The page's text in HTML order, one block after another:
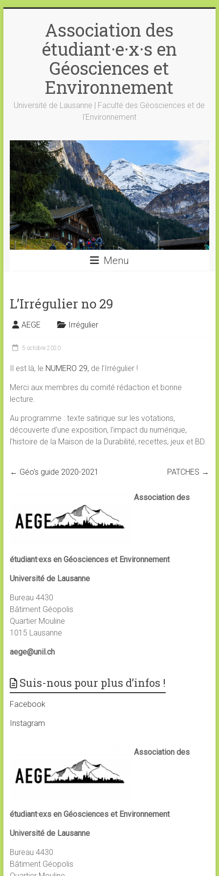
Association des
étudiant·e·x·s en
Géosciences et
Environnement
Université de Lausanne | Faculté des Géosciences et de
l'Environnement
Menu
L’Irrégulier no 29
AEGE Irrégulier
5 octobre 2020
Il est là, le NUMERO 29, de l’Irrégulier !
Merci aux membres du comité rédaction et bonne
lecture.
Au programme : texte satirique sur les votations,
découverte d’une exposition, l’impact du numérique,
l’histoire de la Maison de la Durabilité, recettes, jeux et BD.
← Géo’s guide 2020-2021 PATCHES →
Association des
étudiant·exs en Géosciences et Environnement
Université de Lausanne
Bureau 4430
Bâtiment Géopolis
Quartier Mouline
1015 Lausanne
aege@unil.ch
Suis-nous pour plus d’infos !
Facebook
Instagram
Association des
étudiant·exs en Géosciences et Environnement
Université de Lausanne
Bureau 4430
Bâtiment Géopolis